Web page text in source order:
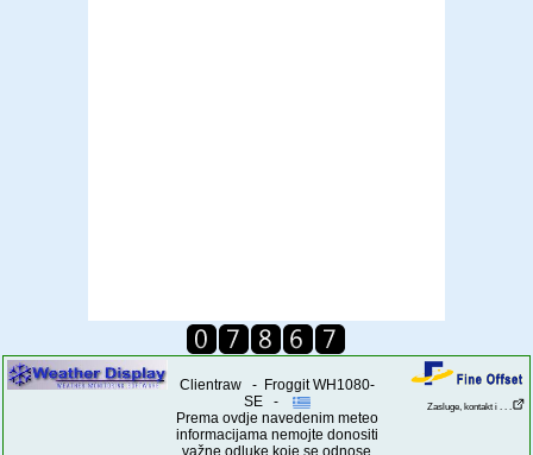
Clientraw - Froggit WH1080-
SE -
Prema ovdje navedenim meteo
informacijama nemojte donositi
važne odluke koje se odnose
Zasluge, kontakt i . . .